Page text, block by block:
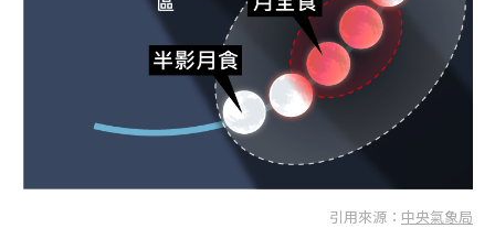
引用來源： 中央氣象局